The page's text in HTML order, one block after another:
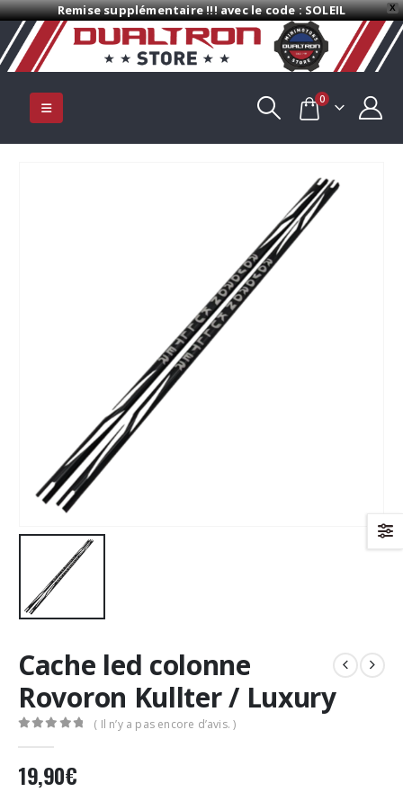
X
Remise supplémentaire !!! avec le code : SOLEIL
0
Cache led colonne
Rovoron Kullter / Luxury
( Il n’y a pas encore d’avis. )
19,90€